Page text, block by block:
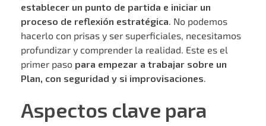
establecer un punto de partida e iniciar un
proceso de reflexión estratégica . No podemos
hacerlo con prisas y ser superficiales, necesitamos
profundizar y comprender la realidad. Este es el
primer paso para empezar a trabajar sobre un
Plan, con seguridad y si improvisaciones
Aspectos clave para